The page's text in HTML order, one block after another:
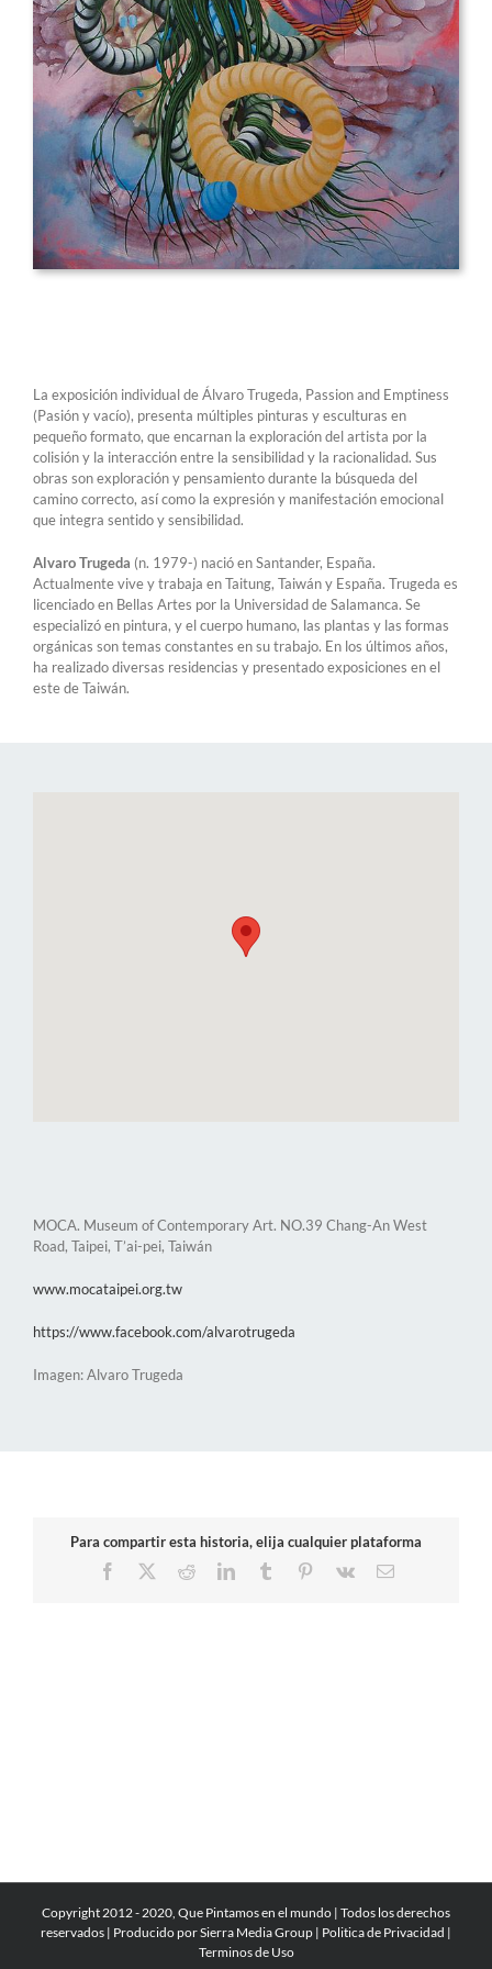
La exposición individual de Álvaro Trugeda, Passion and Emptiness
(Pasión y vacío), presenta múltiples pinturas y esculturas en
pequeño formato, que encarnan la exploración del artista por la
colisión y la interacción entre la sensibilidad y la racionalidad. Sus
obras son exploración y pensamiento durante la búsqueda del
camino correcto, así como la expresión y manifestación emocional
que integra sentido y sensibilidad.
Alvaro Trugeda (n. 1979-) nació en Santander, España.
Actualmente vive y trabaja en Taitung, Taiwán y España. Trugeda es
licenciado en Bellas Artes por la Universidad de Salamanca. Se
especializó en pintura, y el cuerpo humano, las plantas y las formas
orgánicas son temas constantes en su trabajo. En los últimos años,
ha realizado diversas residencias y presentado exposiciones en el
este de Taiwán.
MOCA. Museum of Contemporary Art. NO.39 Chang-An West
Road, Taipei, T’ai-pei, Taiwán
www.mocataipei.org.tw
https://www.facebook.com/alvarotrugeda
Imagen: Alvaro Trugeda
Para compartir esta historia, elija cualquier plataforma
Facebook
RedditLinkedInTumblr Pinterest
Vk
Correo
Copyright 2012 - 2020, Que Pintamos en el mundo | Todos los derechos
reservados | Producido porSierra Media Group | Politica de Privacidad |
Terminos de Uso